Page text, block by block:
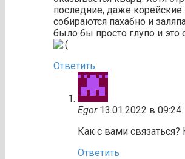
последние, даже
собираются пахабно и
было бы просто глупо и это
Ответить
Egor 13.01.2022 в 09:24
Как с вами
Ответить